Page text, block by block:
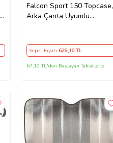
Falcon Sport 150 Topcase,
Arka Çanta Uyumlu
Sepet Fiyatı 629,10 TL
67,10 TL'den Başlayan Taksitlerle